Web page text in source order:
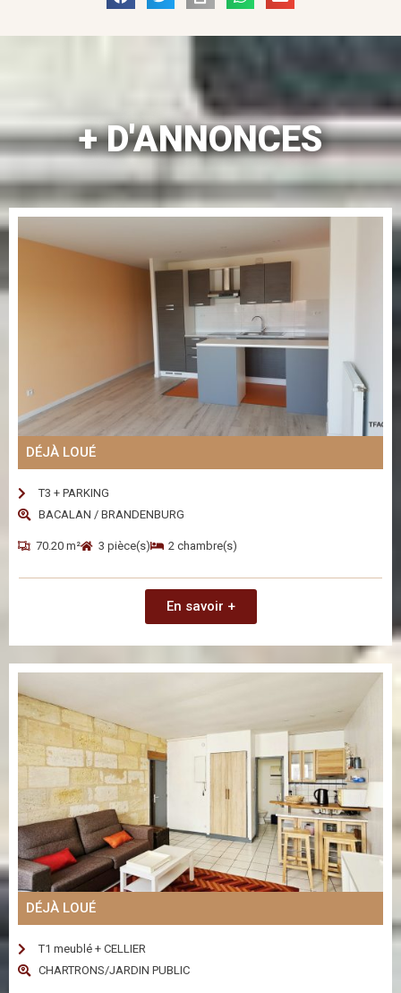
+ D'ANNONCES
DÉJÀ LOUÉ
T3 + PARKING
BACALAN / BRANDENBURG
70.20 m² 3 pièce(s) 2 chambre(s)
En savoir +
DÉJÀ LOUÉ
T1 meublé + CELLIER
CHARTRONS/JARDIN PUBLIC